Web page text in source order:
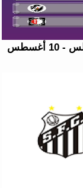
جدول مباريات هذا الأسبوع السبت 08 أغسطس - 10 أغسطس